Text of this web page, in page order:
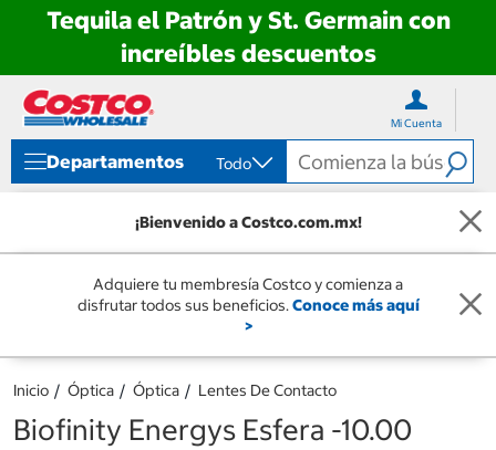
Tequila el Patrón y St. Germain con
increíbles descuentos
directo
contenido
directo
menú
navegación
Mi Cuenta
Departamentos Todo
¡Bienvenido a Costco.com.mx!
Adquiere tu membresía Costco y comienza a
disfrutar todos sus beneficios.Conoce más aquí
>
Inicio Óptica Óptica Lentes De Contacto
Biofinity Energys Esfera -10.00